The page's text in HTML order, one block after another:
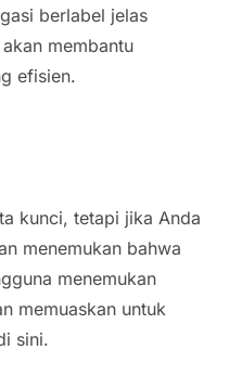
berlabel jelas
membantu
efisien.
kunci, tetapi jika Anda
menemukan bahwa
menemukan
memuaskan untuk
sini.